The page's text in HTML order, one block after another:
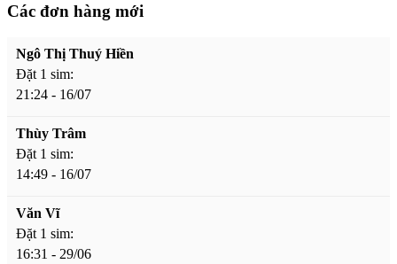
Các đơn hàng mới
Ngô Thị Thuý Hiền
Đặt 1 sim:
21:24 - 16/07
Thùy Trâm
Đặt 1 sim:
14:49 - 16/07
Văn Vĩ
Đặt 1 sim:
16:31 - 29/06